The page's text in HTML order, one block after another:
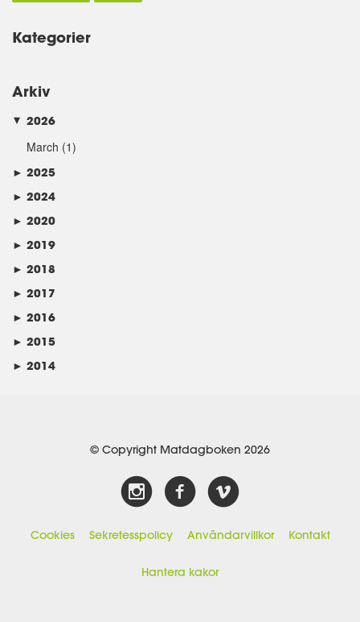
Kategorier
Arkiv
► 2026
March (1)
► 2025
► 2024
► 2020
► 2019
► 2018
► 2017
► 2016
► 2015
► 2014
© Copyright Matdagboken 2026
Cookies Sekretesspolicy Användarvillkor Kontakt
Hantera kakor